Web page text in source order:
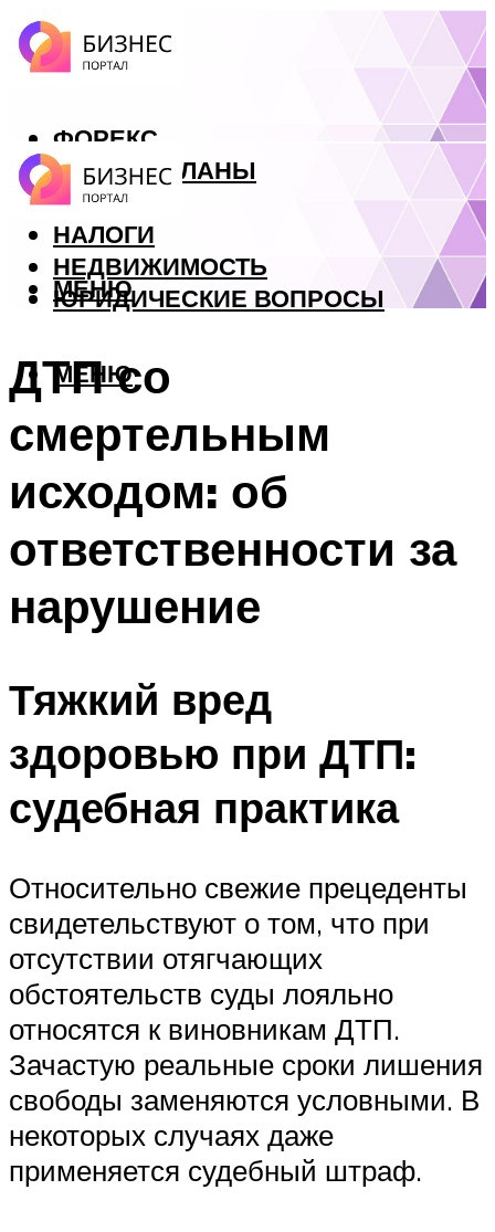
ФОРЕКС
БИЗНЕС ПЛАНЫ
КРЕДИТЫ
НАЛОГИ
НЕДВИЖИМОСТЬ
ЮРИДИЧЕСКИЕ ВОПРОСЫ
МЕНЮ
МЕНЮ
ДТП со
смертельным
исходом: об
ответственности за
нарушение
Тяжкий вред
здоровью при ДТП:
судебная практика
Относительно свежие прецеденты
свидетельствуют о том, что при
отсутствии отягчающих
обстоятельств суды лояльно
относятся к виновникам ДТП.
Зачастую реальные сроки лишения
свободы заменяются условными. В
некоторых случаях даже
применяется судебный штраф.